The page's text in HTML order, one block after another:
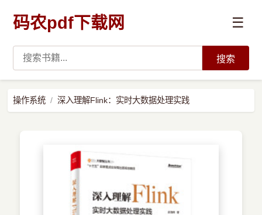
码农pdf下载网 ☰
搜索
操作系统 深入理解Flink：实时大数据处理实践